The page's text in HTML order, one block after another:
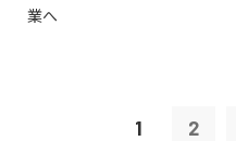
業へ
1 2